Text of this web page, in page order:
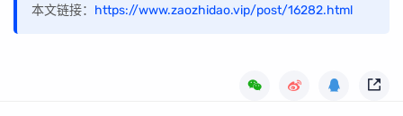
本文链接： https://www.zaozhidao.vip/post/16282.html